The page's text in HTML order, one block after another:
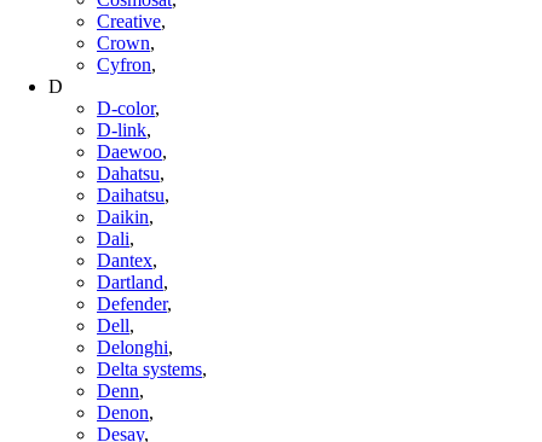
Creative,
Crown,
Cyfron,
D
D-color,
D-link,
Daewoo,
Dahatsu,
Daihatsu,
Daikin,
Dali,
Dantex,
Dartland,
Defender,
Dell,
Delonghi,
Delta systems,
Denn,
Denon,
Desay,